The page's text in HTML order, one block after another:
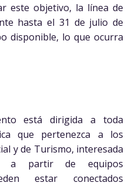
este objetivo, la línea de
hasta el 31 de julio de
disponible, lo que ocurra
está dirigida a toda
que pertenezca a los
y de Turismo, interesada
a partir de equipos
estar conectados